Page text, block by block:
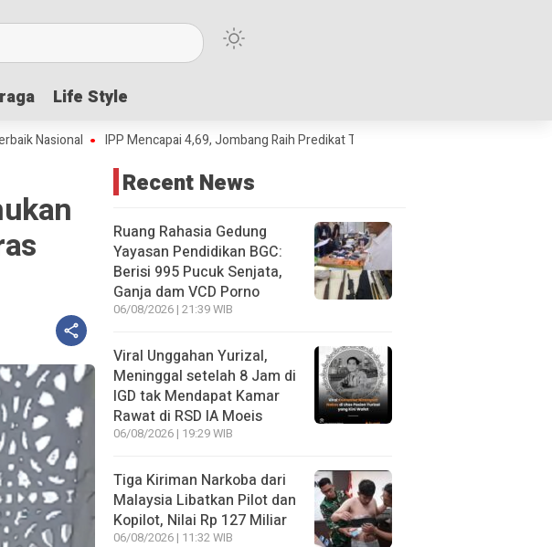
Life Style
Life Style
IPP Mencapai 4,69, Jombang Raih Predikat Terbaik Jawa Timur dan Peringkat III
Recent News
Ruang Rahasia Gedung
Yayasan Pendidikan BGC:
Berisi 995 Pucuk Senjata,
Ganja dam VCD Porno
06/08/2026 | 21:39 WIB
Viral Unggahan Yurizal,
Meninggal setelah 8 Jam di
IGD tak Mendapat Kamar
Rawat di RSD IA Moeis
06/08/2026 | 19:29 WIB
Tiga Kiriman Narkoba dari
Malaysia Libatkan Pilot dan
Kopilot, Nilai Rp 127 Miliar
06/08/2026 | 11:32 WIB